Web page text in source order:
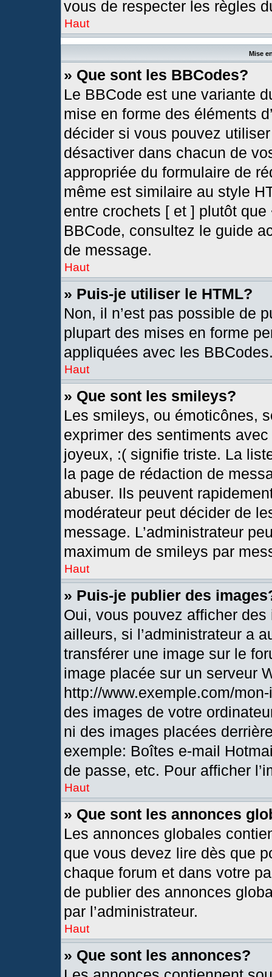
vous de respecter les règles
Haut
Mise
» Que sont les BBCodes?
Le BBCode est une variante
mise en forme des éléments
décider si vous pouvez
désactiver dans chacun de
appropriée du formulaire de
même est similaire au style
entre crochets [ et ] plutôt
BBCode, consultez le guide
de message.
Haut
» Puis-je utiliser le HTML?
Non, il n’est pas possible de
plupart des mises en forme
appliquées avec les
Haut
» Que sont les smileys?
Les smileys, ou émoticônes,
exprimer des sentiments
joyeux, :( signifie triste. La
la page de rédaction de
abuser. Ils peuvent
modérateur peut décider de
message. L’administrateur
maximum de smileys par
Haut
» Puis-je publier des
Oui, vous pouvez afficher
ailleurs, si l’administrateur a
transférer une image sur le
image placée sur un serveur
http://www.exemple.com/
des images de votre
ni des images placées
exemple: Boîtes e-mail
de passe, etc. Pour afficher
Haut
» Que sont les annonces
Les annonces globales
que vous devez lire dès que
chaque forum et dans votre
de publier des annonces
par l’administrateur.
Haut
» Que sont les annonces?